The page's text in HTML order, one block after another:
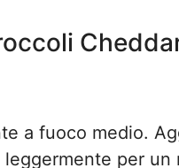
a fuoco medio.
per